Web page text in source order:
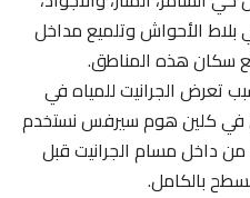
الأحواش وتلميع مداخل
سكان هذه المناطق.
الجرانيت للمياه في
كلين هوم سيرفس نستخدم
داخل مسام الجرانيت قبل
بالكامل.